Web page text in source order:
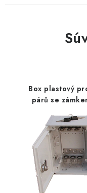
Box plastový
párů se
DATACOM